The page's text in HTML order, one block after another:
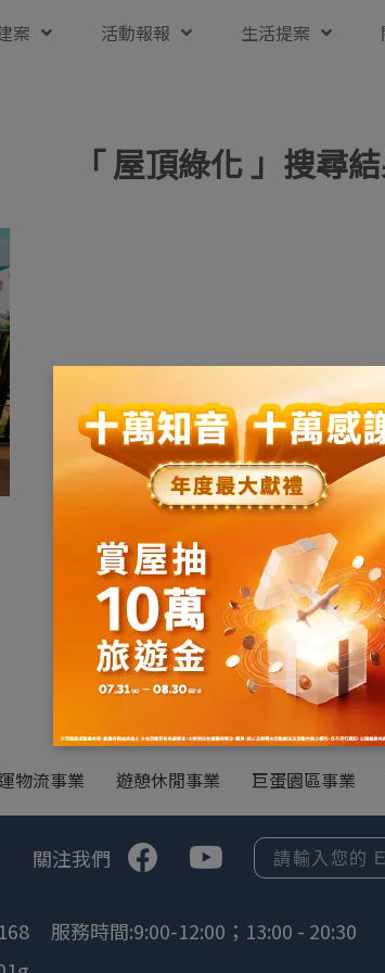
案 活動報報 生活提案
「 屋頂綠化 」搜尋
物流事業 遊憩休閒事業 巨蛋園區事業
關注我們
服務時間:9:00-12:00；13:00 - 20:30